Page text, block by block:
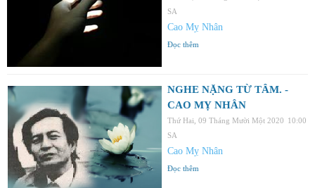
SA
Cao Mỵ Nhân
Đọc thêm
NGHE NẶNG TỪ TÂM. -
CAO MỴ NHÂN
Thứ Hai, 09 Tháng Mười Một 2020 10:00
SA
Cao Mỵ Nhân
Đọc thêm